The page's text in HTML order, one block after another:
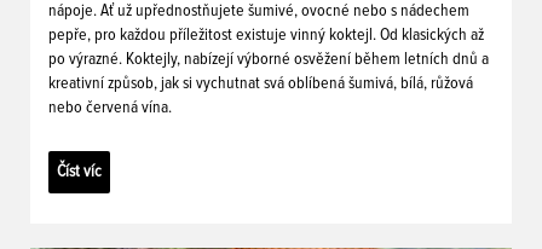
nápoje. Ať už upřednostňujete šumivé, ovocné nebo s nádechem
pepře, pro každou příležitost existuje vinný koktejl. Od klasických až
po výrazné. Koktejly, nabízejí výborné osvěžení během letních dnů a
kreativní způsob, jak si vychutnat svá oblíbená šumivá, bílá, růžová
nebo červená vína.
Číst víc